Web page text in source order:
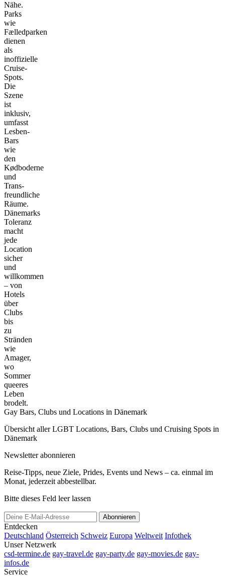
Nähe.
Parks
wie
Fælledparken
dienen
als
inoffizielle
Cruise-
Spots.
Die
Szene
ist
inklusiv,
umfasst
Lesben-
Bars
wie
den
Kødboderne
und
Trans-
freundliche
Räume.
Dänemarks
Toleranz
macht
jede
Location
sicher
und
willkommen
– von
Hotels
über
Clubs
bis
zu
Stränden
wie
Amager,
wo
Sommer
queeres
Leben
brodelt.
Gay Bars, Clubs und Locations in Dänemark
Übersicht aller LGBT Locations, Bars, Clubs und Cruising Spots in
Dänemark
Newsletter abonnieren
Reise-Tipps, neue Ziele, Prides, Events und News – ca. einmal im
Monat, jederzeit abbestellbar.
Bitte dieses Feld leer lassen
Abonnieren
Entdecken
Deutschland Österreich Schweiz Europa Weltweit Infothek
Unser Netzwerk
csd-termine.de gay-travel.de gay-party.de gay-movies.de gay-
infos.de
Service